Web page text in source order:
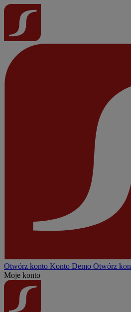
Otwórz konto Konto Demo Otwórz
Moje konto